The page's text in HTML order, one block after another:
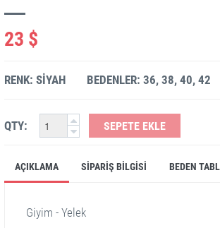
23 $
RENK: SIYAH BEDENLER: 36, 38, 40, 42
QTY: SEPETE EKLE
AÇIKLAMA SIPARIŞ BILGISI BEDEN
Giyim - Yelek